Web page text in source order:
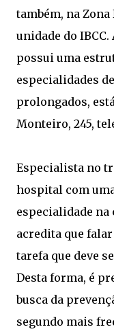
também, na Zona
unidade do IBCC.
possui uma
especialidades
prolongados,
Monteiro, 245,
Especialista no
hospital com
especialidade na
acredita que
tarefa que deve
Desta forma, é
busca da
segundo mais